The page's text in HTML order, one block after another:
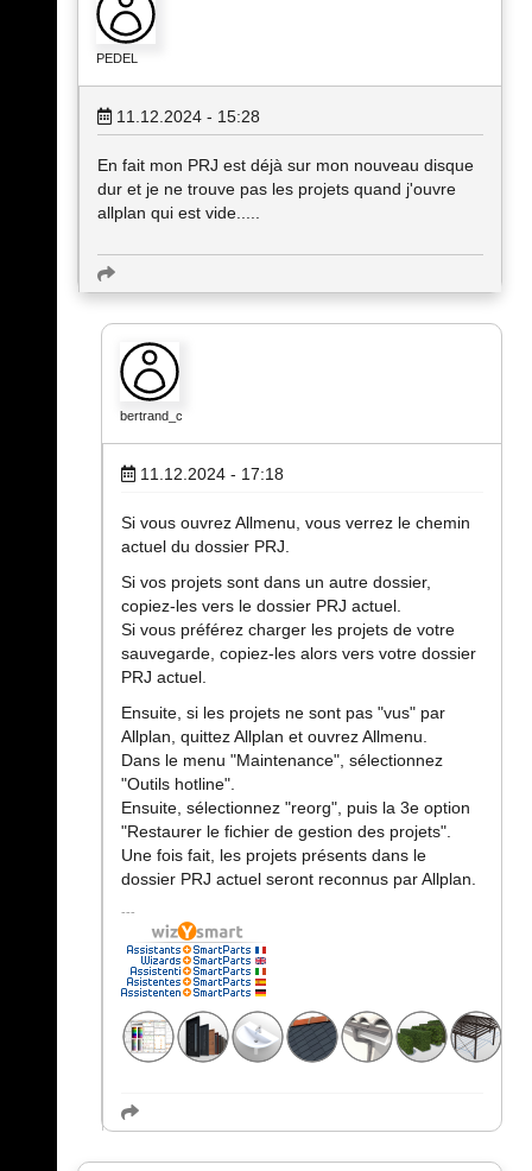
PEDEL
11.12.2024 - 15:28
En fait mon PRJ est déjà sur mon nouveau disque
dur et je ne trouve pas les projets quand j'ouvre
allplan qui est vide.....
bertrand_c
11.12.2024 - 17:18
Si vous ouvrez Allmenu, vous verrez le chemin
actuel du dossier PRJ.
Si vos projets sont dans un autre dossier,
copiez-les vers le dossier PRJ actuel.
Si vous préférez charger les projets de votre
sauvegarde, copiez-les alors vers votre dossier
PRJ actuel.
Ensuite, si les projets ne sont pas "vus" par
Allplan, quittez Allplan et ouvrez Allmenu.
Dans le menu "Maintenance", sélectionnez
"Outils hotline".
Ensuite, sélectionnez "reorg", puis la 3e option
"Restaurer le fichier de gestion des projets".
Une fois fait, les projets présents dans le
dossier PRJ actuel seront reconnus par Allplan.